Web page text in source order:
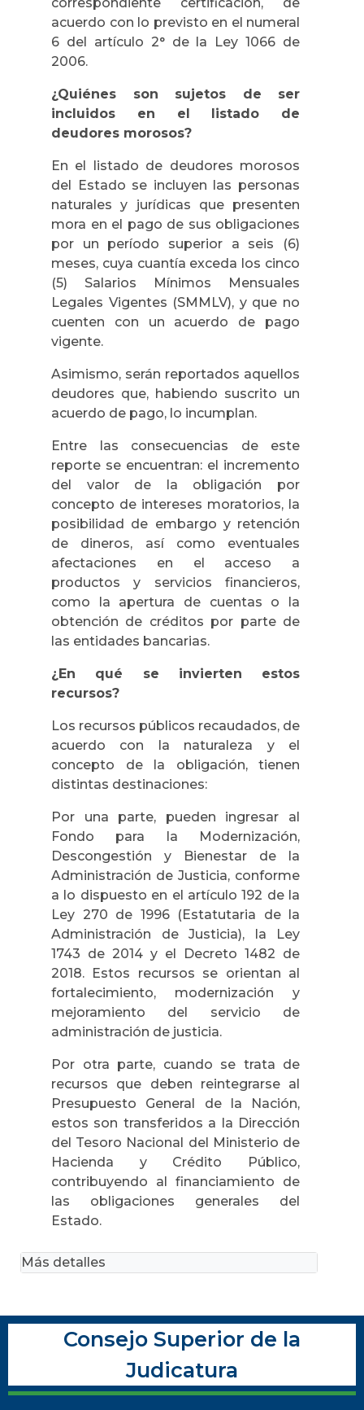
acuerdo con lo previsto en el numeral
6 del artículo 2° de la Ley 1066 de
2006.
¿Quiénes son sujetos de ser
incluidos en el listado de
deudores morosos?
En el listado de deudores morosos
del Estado se incluyen las personas
naturales y jurídicas que presenten
mora en el pago de sus obligaciones
por un período superior a seis (6)
meses, cuya cuantía exceda los cinco
(5) Salarios Mínimos Mensuales
Legales Vigentes (SMMLV), y que no
cuenten con un acuerdo de pago
vigente.
Asimismo, serán reportados aquellos
deudores que, habiendo suscrito un
acuerdo de pago, lo incumplan.
Entre las consecuencias de este
reporte se encuentran: el incremento
del valor de la obligación por
concepto de intereses moratorios, la
posibilidad de embargo y retención
de dineros, así como eventuales
afectaciones en el acceso a
productos y servicios financieros,
como la apertura de cuentas o la
obtención de créditos por parte de
las entidades bancarias.
¿En qué se invierten estos
recursos?
Los recursos públicos recaudados, de
acuerdo con la naturaleza y el
concepto de la obligación, tienen
distintas destinaciones:
Por una parte, pueden ingresar al
Fondo para la Modernización,
Descongestión y Bienestar de la
Administración de Justicia, conforme
a lo dispuesto en el artículo 192 de la
Ley 270 de 1996 (Estatutaria de la
Administración de Justicia), la Ley
1743 de 2014 y el Decreto 1482 de
2018. Estos recursos se orientan al
fortalecimiento, modernización y
mejoramiento del servicio de
administración de justicia.
Por otra parte, cuando se trata de
recursos que deben reintegrarse al
Presupuesto General de la Nación,
estos son transferidos a la Dirección
del Tesoro Nacional del Ministerio de
Hacienda y Crédito Público,
contribuyendo al financiamiento de
las obligaciones generales del
Estado.
Más detalles
Consejo Superior de la
Judicatura